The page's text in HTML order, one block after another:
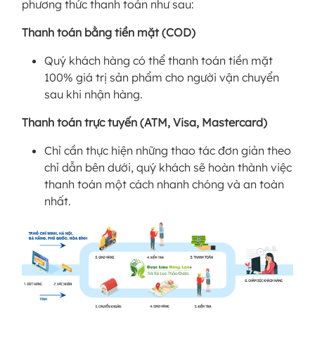
phương thức thanh toán như sau:
Thanh toán bằng tiền mặt (COD)
Quý khách hàng có thể thanh toán tiền mặt
100% giá trị sản phẩm cho người vận chuyển
sau khi nhận hàng.
Thanh toán trực tuyến (ATM, Visa, Mastercard)
Chỉ cần thực hiện những thao tác đơn giản theo
chỉ dẫn bên dưới, quý khách sẽ hoàn thành việc
thanh toán một cách nhanh chóng và an toàn
nhất.